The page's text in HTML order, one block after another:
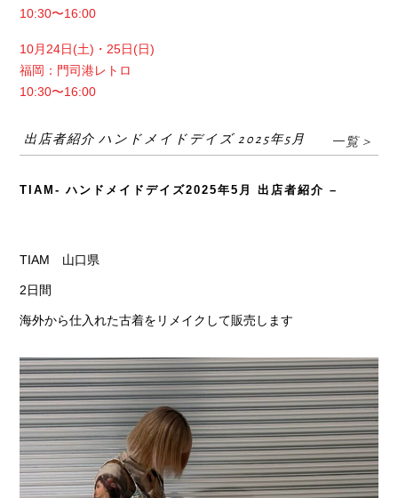
10:30〜16:00
10月24日(土)・25日(日)
福岡：門司港レトロ
10:30〜16:00
出店者紹介 ハンドメイドデイズ 2025年5月 一覧＞
TIAM- ハンドメイドデイズ2025年5月 出店者紹介 –
TIAM 山口県
2日間
海外から仕入れた古着をリメイクして販売します